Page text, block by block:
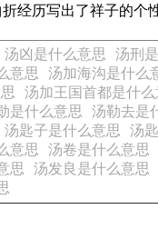
历写出了祥子的个
汤凶是什么意思 汤刑
意思 汤加海沟是什么
汤加王国首都是什么
是什么意思 汤勒去是
汤匙子是什么意思 汤
意思 汤卷是什么意思
思 汤发良是什么意思